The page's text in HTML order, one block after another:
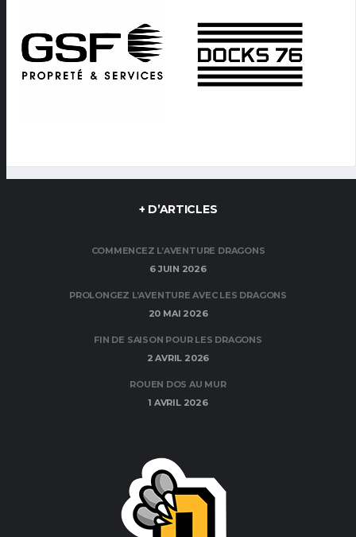
+ D’ARTICLES
COMMENCEZ L’AVENTURE DRAGONS
6 JUIN 2026
PROLONGEZ L’AVENTURE AVEC LES DRAGONS
20 MAI 2026
FIN DE SAISON POUR LES DRAGONS
2 AVRIL 2026
ROUEN DOS AU MUR
1 AVRIL 2026